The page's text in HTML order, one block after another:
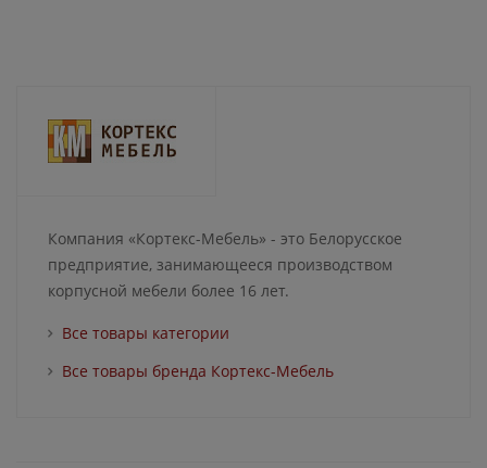
Компания «Кортекс-Мебель» - это Белорусское
предприятие, занимающееся производством
корпусной мебели более 16 лет.
Все товары категории
Все товары бренда Кортекс-Мебель